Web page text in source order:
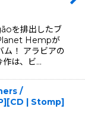
を排出したブ
Hempが
ム！ アラビアの
作は、ビ…
/
| Stomp]